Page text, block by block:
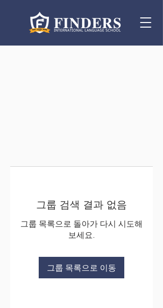
그룹 검색 결과 없음
그룹 목록으로 돌아가 다시 시도해
보세요.
그룹 목록으로 이동